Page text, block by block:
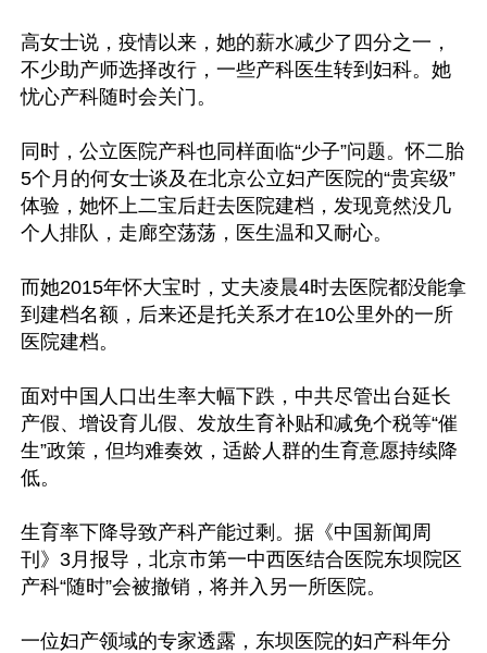
高女士说，疫情以来，她的薪水减少了四分之一，
不少助产师选择改行，一些产科医生转到妇科。她
忧心产科随时会关门。
同时，公立医院产科也同样面临“少子”问题。怀二胎
5个月的何女士谈及在北京公立妇产医院的“贵宾级”
体验，她怀上二宝后赶去医院建档，发现竟然没几
个人排队，走廊空荡荡，医生温和又耐心。
而她2015年怀大宝时，丈夫凌晨4时去医院都没能拿
到建档名额，后来还是托关系才在10公里外的一所
医院建档。
面对中国人口出生率大幅下跌，中共尽管出台延长
产假、增设育儿假、发放生育补贴和减免个税等“催
生”政策，但均难奏效，适龄人群的生育意愿持续降
低。
生育率下降导致产科产能过剩。据《中国新闻周
刊》3月报导，北京市第一中西医结合医院东坝院区
产科“随时”会被撤销，将并入另一所医院。
一位妇产领域的专家透露，东坝医院的妇产科年分